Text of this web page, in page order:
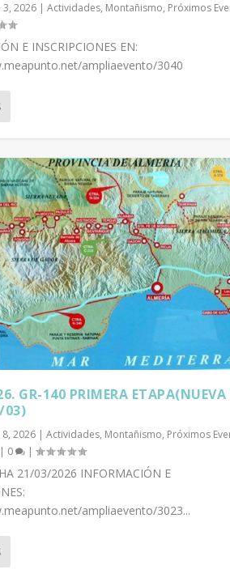
3, 2026 |Actividades, Montañismo, Próximos
E INSCRIPCIONES EN:
ampliaevento/3040
GR-140 PRIMERA ETAPA(NUEVA
03)
8, 2026 |Actividades, Montañismo, Próximos
| 0 |
21/03/2026 INFORMACIÓN E
ampliaevento/3023...